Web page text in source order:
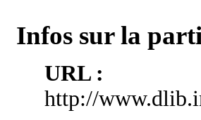
Infos sur la
URL :
http://